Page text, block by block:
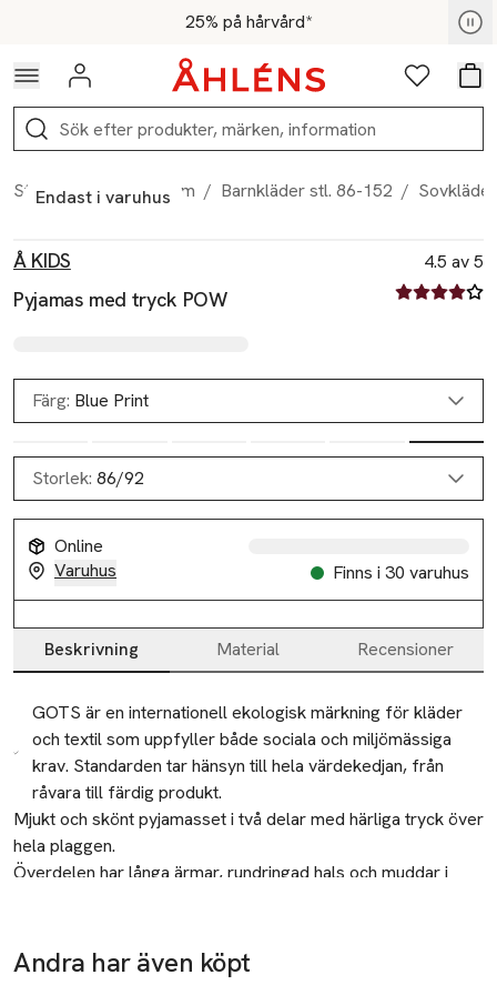
Hoppa till navigationsmenyn25% på hårvård*
För medlemmar - Shoppa nu
Logga in Favoriter
Sök
Start / Barn & ungdom / Barnkläder stl. 86-152 /
Endast i varuhus
Å KIDS
Pyjamas med tryck POW
4.5 av 5
4.5 av fem
Färg: Blue Print
Slut i lager
Slut i lager
Slut i lager
Slut i lager
Slut i lager
Storlek: 86/92
Online
Varuhus
Finns i 30 varuhus
Beskrivning Material Recensioner
Beskrivning
GOTS är en internationell ekologisk märkning för kläder
och textil som uppfyller både sociala och miljömässiga
krav. Standarden tar hänsyn till hela värdekedjan, från
råvara till färdig produkt.
Mjukt och skönt pyjamasset i två delar med härliga tryck över
hela plaggen.
Överdelen har långa ärmar, rundringad hals och muddar i
muddar i bensluten.
Återvinning
Lämna gamla textilier till välgörenhet eller
Andra har även köpt